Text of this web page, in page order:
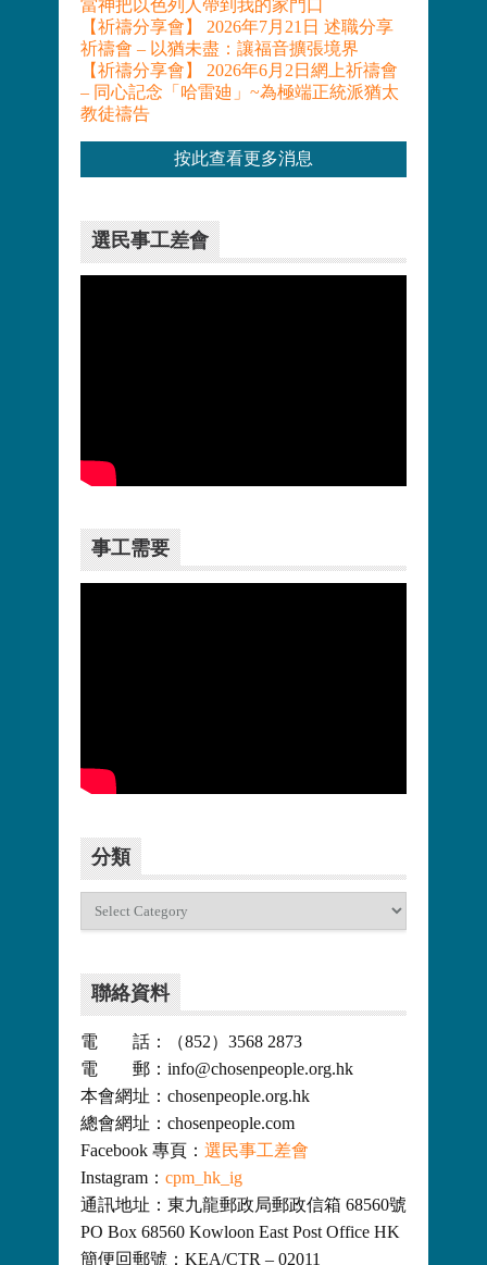
當神把以色列人帶到我的家門口
【祈禱分享會】 2026年7月21日 述職分享
祈禱會 – 以猶未盡：讓福音擴張境界
【祈禱分享會】 2026年6月2日網上祈禱會
– 同心記念「哈雷廸」~為極端正統派猶太
教徒禱告
按此查看更多消息
選民事工差會
事工需要
分類
聯絡資料
電 話：（852）3568 2873
電 郵：info@chosenpeople.org.hk
本會網址：chosenpeople.org.hk
總會網址：chosenpeople.com
Facebook 專頁： 選民事工差會
Instagram： cpm_hk_ig
通訊地址：東九龍郵政局郵政信箱 68560號
PO Box 68560 Kowloon East Post Office HK
簡便回郵號：KEA/CTR – 02011